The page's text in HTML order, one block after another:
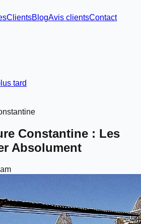
ClientsBlogAvis clientsContact
tard
Constantine : Les
Absolument